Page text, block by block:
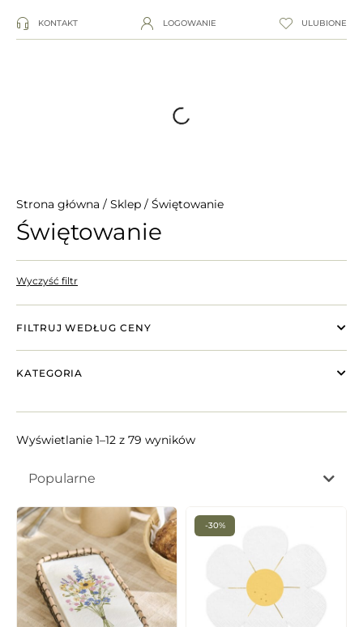
KONTAKT LOGOWANIE ULUBIONE
Strona główna / Sklep / Świętowanie
Świętowanie
Wyczyść filtr
FILTRUJ WEDŁUG CENY
KATEGORIA
Wyświetlanie 1–12 z 79 wyników
Popularne
-30%